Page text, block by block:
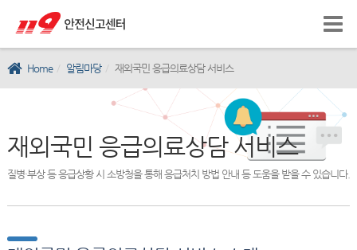
Home 알림마당 재외국민 응급의료상담 서비스
재외국민 응급의료상담 서비스
질병·부상 등 응급상황 시 소방청을 통해 응급처치 방법 안내 등 도움을 받을 수 있습니다.